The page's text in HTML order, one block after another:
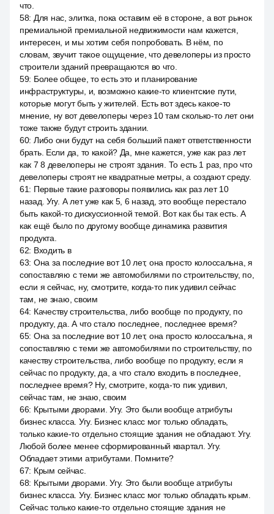
что.
58: Для нас, элитка, пока оставим её в стороне, а вот рынок
премиальной премиальной недвижимости нам кажется,
интересен, и мы хотим себя попробовать. В нём, по
словам, звучит такое ощущение, что девелоперы из просто
строители зданий превращаются во что.
59: Более общее, то есть это и планирование
инфраструктуры, и, возможно какие-то клиентские пути,
которые могут быть у жителей. Есть вот здесь какое-то
мнение, ну вот девелоперы через 10 там сколько-то лет они
тоже также будут строить здании.
60: Либо они будут на себя больший пакет ответственности
брать. Если да, то какой? Да, мне кажется, уже как раз лет
как 7 8 девелоперы не строят здания. То есть 1 раз, про что
девелоперы строят не квадратные метры, а создают среду.
61: Первые такие разговоры появились как раз лет 10
назад. Угу. А лет уже как 5, 6 назад, это вообще перестало
быть какой-то дискуссионной темой. Вот как бы так есть. А
как ещё было по другому вообще динамика развития
продукта.
62: Входить в
63: Она за последние вот 10 лет, она просто колоссальна, я
сопоставляю с теми же автомобилями по строительству, по,
если я сейчас, ну, смотрите, когда-то пик удивил сейчас
там, не знаю, своим
64: Качеству строительства, либо вообще по продукту, по
продукту, да. А что стало последнее, последнее время?
65: Она за последние вот 10 лет, она просто колоссальна, я
сопоставляю с теми же автомобилями по строительству, по
качеству строительства, либо вообще по продукту, если я
сейчас по продукту, да, а что стало входить в последнее,
последнее время? Ну, смотрите, когда-то пик удивил,
сейчас там, не знаю, своим
66: Крытыми дворами. Угу. Это были вообще атрибуты
бизнес класса. Угу. Бизнес класс мог только обладать,
только какие-то отдельно стоящие здания не обладают. Угу.
Любой более менее сформированный квартал. Угу.
Обладает этими атрибутами. Помните?
67: Крым сейчас.
68: Крытыми дворами. Угу. Это были вообще атрибуты
бизнес класса. Угу. Бизнес класс мог только обладать крым.
Сейчас только какие-то отдельно стоящие здания не